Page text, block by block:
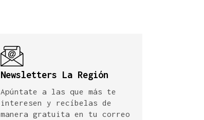
Newsletters La Región
Apúntate a las que más te
interesen y recíbelas de
manera gratuita en tu correo